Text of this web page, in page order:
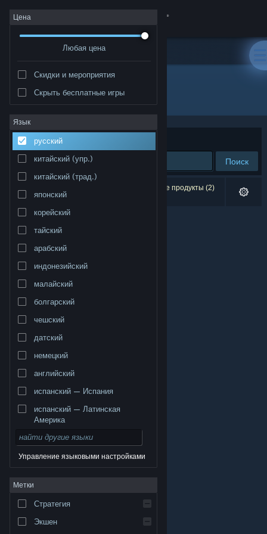
Войти
Сообщество
Информация
Поддержка
Изменить язык
Полная версия
© Valve Corporation. Все права сохранены. Все
торговые марки являются собственностью
Правовая информация
Соглашение подписчика Steam
Файлы cookie
Цена
Любая цена
Скидки и мероприятия
Скрыть бесплатные игры
Язык
русский
китайский (упр.)
китайский (трад.)
японский
корейский
тайский
арабский
индонезийский
малайский
болгарский
чешский
датский
немецкий
английский
испанский — Испания
испанский — Латинская
Америка
Управление языковыми настройками
Метки
Стратегия
Экшен
Разработчик: AAlgar Productions
Сортировать по
Поиск
Результатов по вашему запросу: 0. Некоторые продукты (2)
скрыты согласно вашим настройкам.